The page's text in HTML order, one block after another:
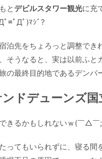
とデビルスタワー観光に充
ﾟ≡ﾟДﾟ)ﾏｼﾞ?
泊先をちょろっと調整で
そうなると、実は以前ふ
の最終目的地であるデンバ
ドデューンズ国
きるかもしれないｗ(￣△￣
ってもいられずに、寝る間